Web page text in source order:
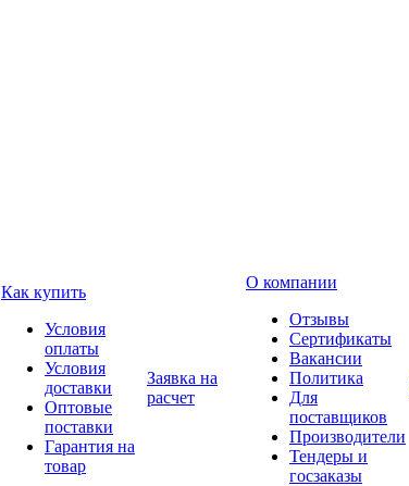
Как купить
Условия
оплаты
Условия
доставки
Оптовые
поставки
Гарантия на
товар
Заявка на
расчет
О компании
Отзывы
Сертификаты
Вакансии
Политика
Для
поставщиков
Производители
Тендеры и
госзаказы